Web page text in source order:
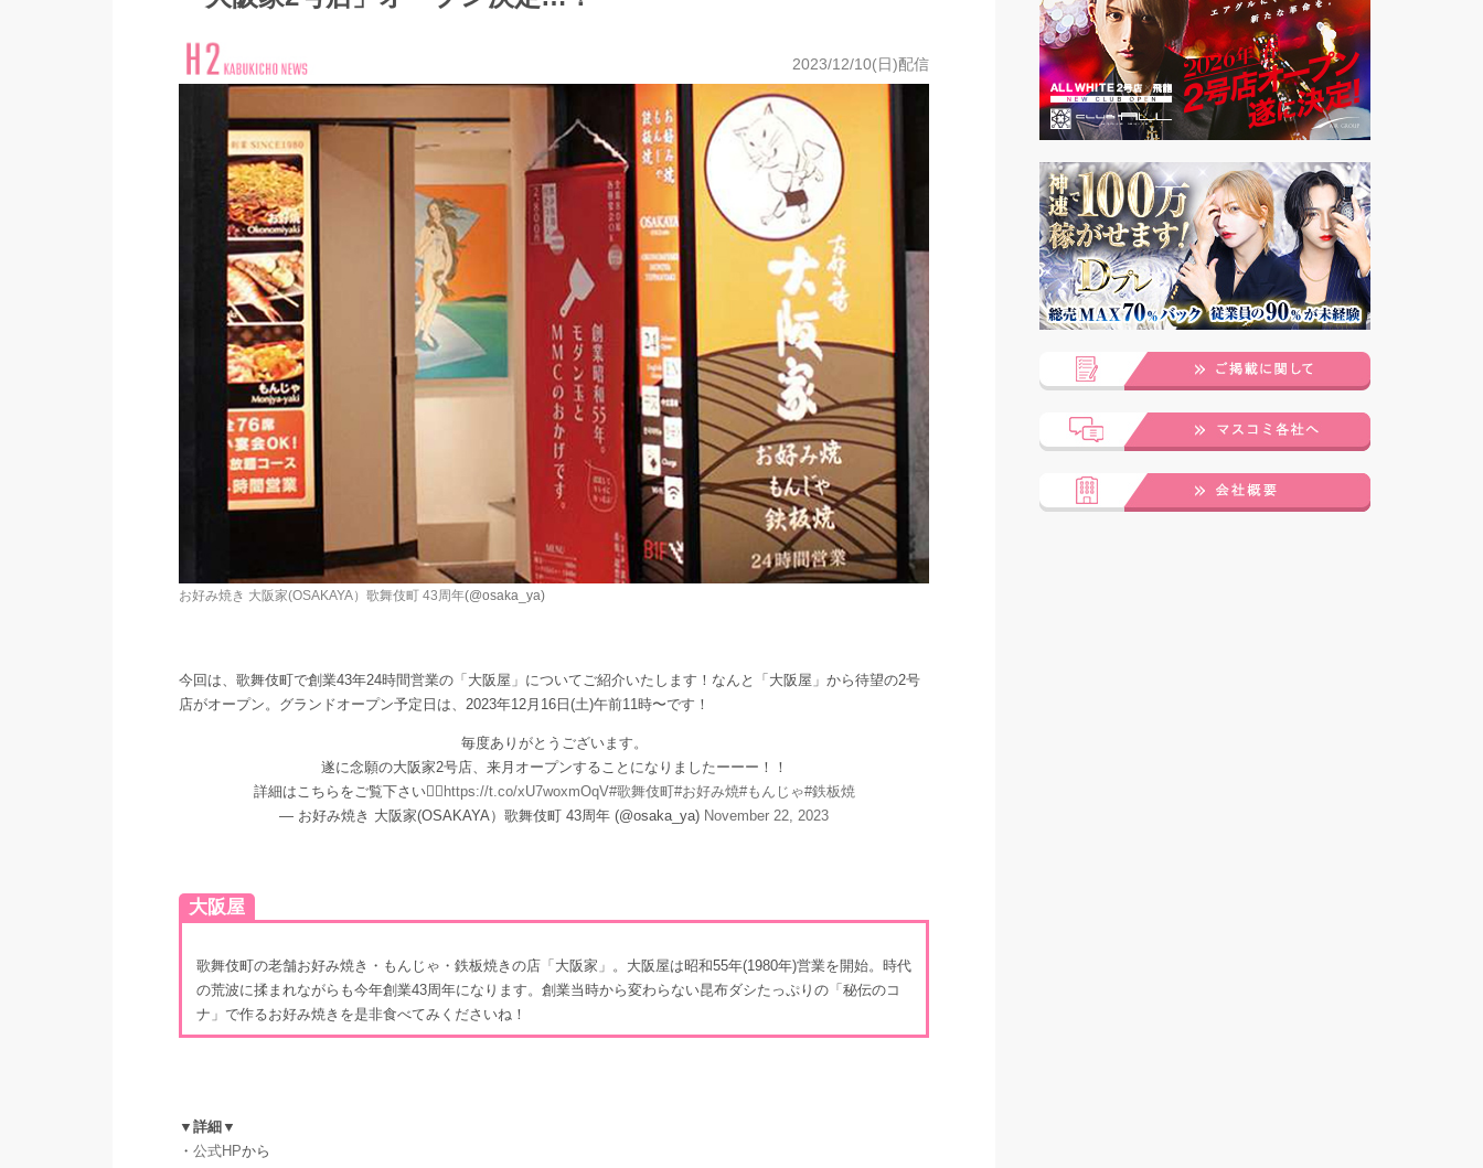
2023/12/10(日)配信
お好み焼き 大阪家(OSAKAYA）歌舞伎町 43周年(@osaka_ya)
今回は、歌舞伎町で創業43年24時間営業の「大阪屋」についてご紹介いたします！なんと「大阪屋」から待望の2号
店がオープン。グランドオープン予定日は、2023年12月16日(土)午前11時〜です！
毎度ありがとうございます。
遂に念願の大阪家2号店、来月オープンすることになりましたーーー！！
詳細はこちらをご覧下さい💁‍♀️https://t.co/xU7woxmOqV#歌舞伎町#お好み焼#もんじゃ#鉄板焼
— お好み焼き 大阪家(OSAKAYA）歌舞伎町 43周年 (@osaka_ya) November 22, 2023
大阪屋
歌舞伎町の老舗お好み焼き・もんじゃ・鉄板焼きの店「大阪家」。大阪屋は昭和55年(1980年)営業を開始。時代
の荒波に揉まれながらも今年創業43周年になります。創業当時から変わらない昆布ダシたっぷりの「秘伝のコ
ナ」で作るお好み焼きを是非食べてみくださいね！
▼詳細▼
・ 公式HPから